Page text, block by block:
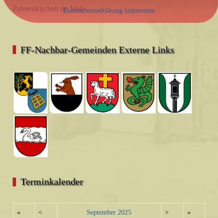
Pabneukirchen im Web
FF-Nachbar-Gemeinden Externe Links
Terminkalender
« < September 2025 > »
Datenschutzerklärung Impressum